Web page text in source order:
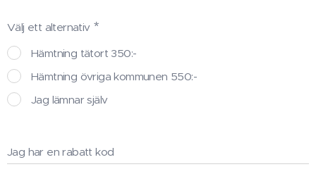
Välj ett alternativ
Hämtning tätort 350:-
Hämtning övriga kommunen 550:-
Jag lämnar själv
Jag har en rabatt kod